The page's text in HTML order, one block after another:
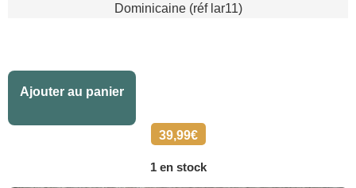
Dominicaine (réf lar11)
39,99€
1 en stock
Ajouter au panier